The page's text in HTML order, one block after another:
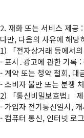
2. 재화 또는 서비스 제공
다만, 다음의 사유에 해당
1) 「전자상거래 등에서
- 표시․광고에 관한 기록 :
- 계약 또는 청약 철회, 대
- 소비자 불만 또는 분쟁
2) 「통신비밀보호법」
- 가입자 전기통신일시,
- 컴퓨터 통신, 인터넷 로